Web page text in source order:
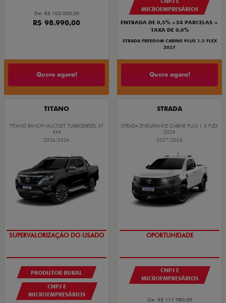
De: R$ 103.000,00
R$ 98.990,00
Quero agora!
MICROEMPRESÁRIOS
ENTRADA DE 0,5% +24 PARCELAS +
TAXA DE 0,0%
STRADA FREEDOM CABINE PLUS 1.3 FLEX
2027
Quero agora!
TITANO
TITANO RANCH MULTIJET TURBODIESEL AT
4X4
2026/2026
PRODUTOR RURAL
CNPJ E
MICROEMPRESÁRIOS
STRADA
STRADA ENDURANCE CABINE PLUS 1.3 FLEX
2026
2027/2026
CNPJ E
MICROEMPRESÁRIOS
De: R$ 117.980,00